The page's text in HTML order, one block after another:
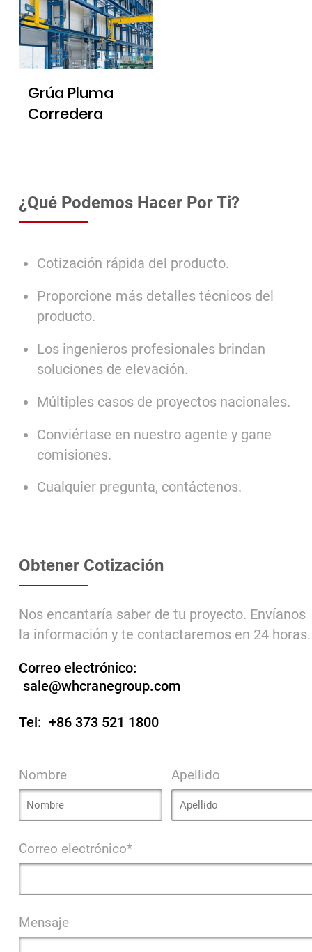
Grúa Pluma
Corredera
¿Qué Podemos Hacer Por Ti?
Cotización rápida del producto.
Proporcione más detalles técnicos del
producto.
Los ingenieros profesionales brindan
soluciones de elevación.
Múltiples casos de proyectos nacionales.
Conviértase en nuestro agente y gane
comisiones.
Cualquier pregunta, contáctenos.
Obtener Cotización
Nos encantaría saber de tu proyecto. Envíanos
la información y te contactaremos en 24 horas.
Correo electrónico:
sale@whcranegroup.com
Tel: +86 373 521 1800
Nombre Apellido
Correo electrónico*
Mensaje